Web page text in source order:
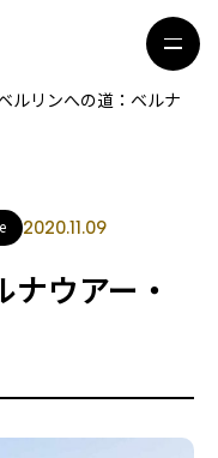
メ
＆キャリア
ルリンへの道：ベルナ
2020.11.09
ウアー・